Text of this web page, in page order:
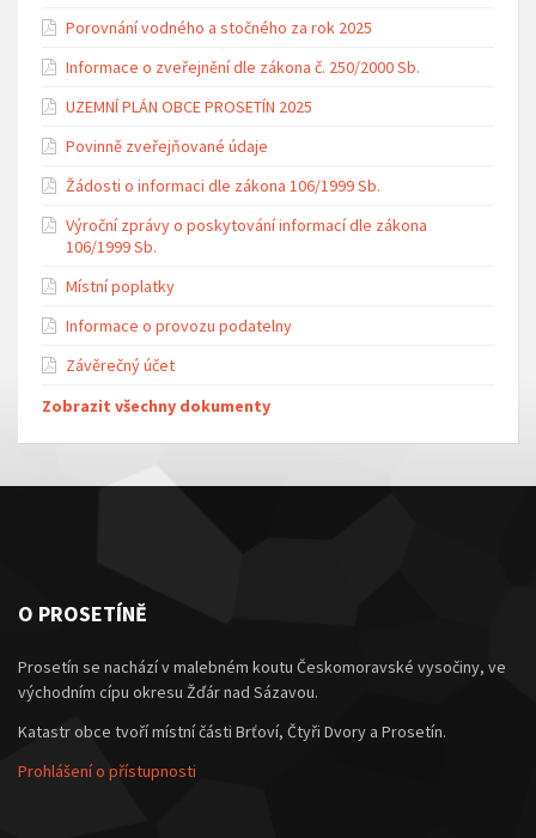
Porovnání vodného a stočného za rok 2025
Informace o zveřejnění dle zákona č. 250/2000 Sb.
UZEMNÍ PLÁN OBCE PROSETÍN 2025
Povinně zveřejňované údaje
Žádosti o informaci dle zákona 106/1999 Sb.
Výroční zprávy o poskytování informací dle zákona
106/1999 Sb.
Místní poplatky
Informace o provozu podatelny
Závěrečný účet
Zobrazit všechny dokumenty
O PROSETÍNĚ
Prosetín se nachází v malebném koutu Českomoravské vysočiny, ve
východním cípu okresu Žďár nad Sázavou.
Katastr obce tvoří místní části Brťoví, Čtyři Dvory a Prosetín.
Prohlášení o přístupnosti